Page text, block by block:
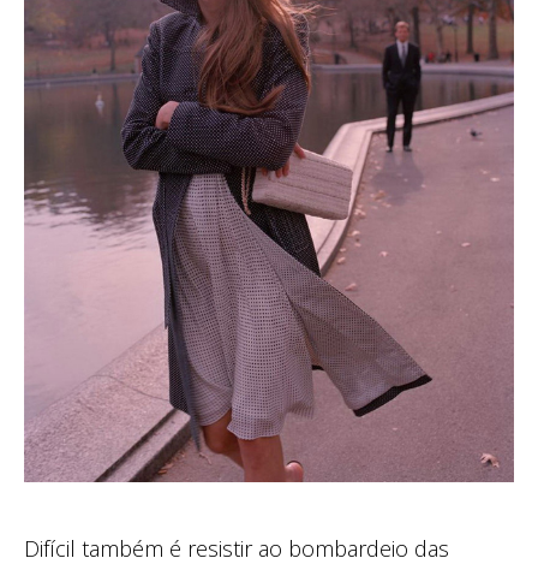
Difícil também é resistir ao bombardeio das